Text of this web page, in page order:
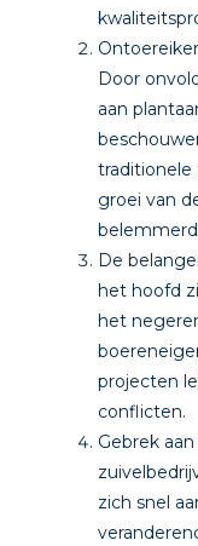
Door
aan
traditionele
groei van
De
het hoofd
het
projecten
conflicten.
Gebrek
zich snel